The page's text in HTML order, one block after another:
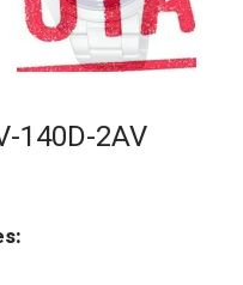
140D-2AV